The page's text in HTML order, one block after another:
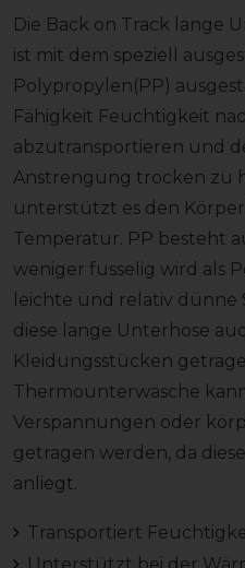
Die Back on Track lange
ist mit dem speziell
Polypropylen(PP)
Fähigkeit Feuchtigkeit
abzutransportieren und
Anstrengung trocken zu
unterstützt es den
Temperatur. PP besteht
weniger fusselig wird als
leichte und relativ dünne
diese lange Unterhose
Kleidungsstücken
Thermounterwäsche
Verspannungen oder
getragen werden, da
anliegt.
Transportiert
Unterstützt bei der